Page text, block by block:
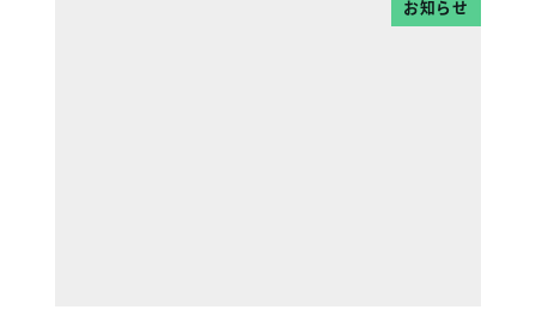
お知らせ